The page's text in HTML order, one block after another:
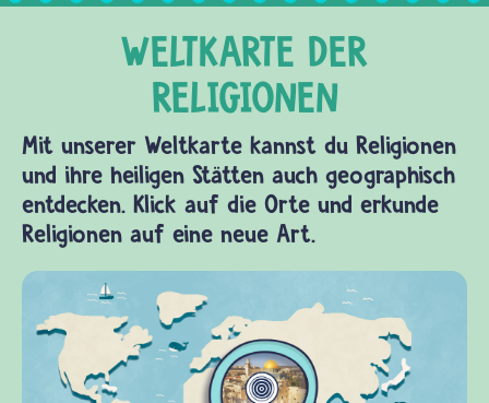
Mit unserer Weltkarte kannst du Religionen
und ihre heiligen Stätten auch geographisch
entdecken. Klick auf die Orte und erkunde
Religionen auf eine neue Art.